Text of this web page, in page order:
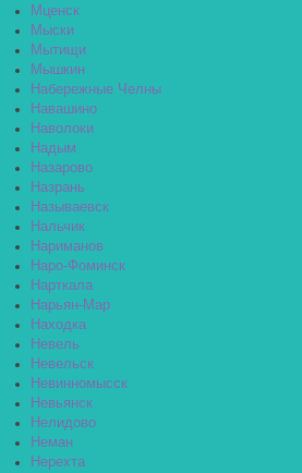
Мценск
Мыски
Мытищи
Мышкин
Набережные Челны
Навашино
Наволоки
Надым
Назарово
Назрань
Называевск
Нальчик
Нариманов
Наро-Фоминск
Нарткала
Нарьян-Мар
Находка
Невель
Невельск
Невинномысск
Невьянск
Нелидово
Неман
Нерехта